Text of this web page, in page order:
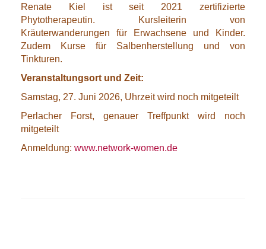
Renate Kiel ist seit 2021 zertifizierte
Phytotherapeutin. Kursleiterin von
Kräuterwanderungen für Erwachsene und Kinder.
Zudem Kurse für Salbenherstellung und von
Tinkturen.
Veranstaltungsort und Zeit:
Samstag, 27. Juni 2026, Uhrzeit wird noch mitgeteilt
Perlacher Forst, genauer Treffpunkt wird noch
mitgeteilt
Anmeldung: www.network-women.de